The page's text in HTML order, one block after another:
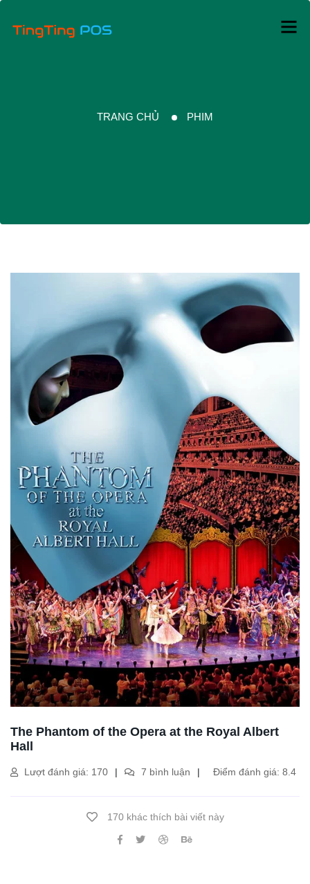
TRANG CHỦ PHIM
The Phantom of the Opera at the Royal Albert
Hall
Lượt đánh giá: 170 7 bình luận Điểm đánh giá: 8.4
170 khác thích bài viết này